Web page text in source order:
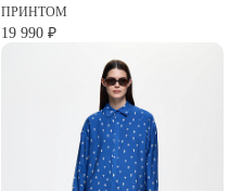
ПРИНТОМ
19 990 ₽